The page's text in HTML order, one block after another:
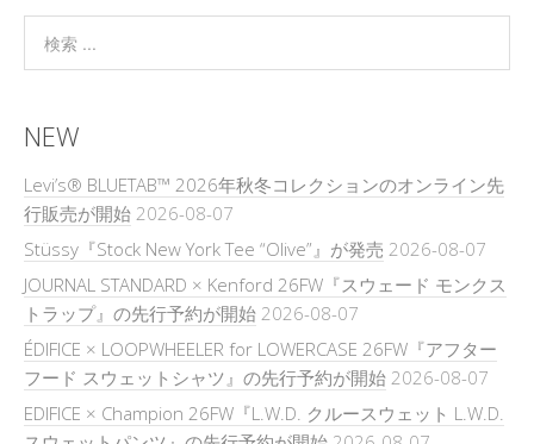
NEW
Levi’s® BLUETAB™ 2026年秋冬コレクションのオンライン先
行販売が開始 2026-08-07
Stüssy『Stock New York Tee “Olive”』が発売 2026-08-07
JOURNAL STANDARD × Kenford 26FW『スウェード モンクス
トラップ』の先行予約が開始 2026-08-07
ÉDIFICE × LOOPWHEELER for LOWERCASE 26FW『アフター
フード スウェットシャツ』の先行予約が開始 2026-08-07
EDIFICE × Champion 26FW『L.W.D. クルースウェット L.W.D.